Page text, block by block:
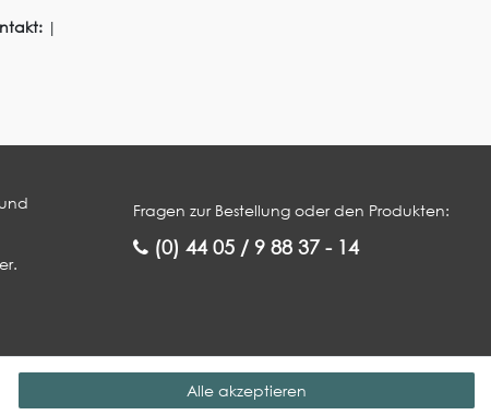
|
Fragen zur Bestellung oder den Produkten:
(0) 44 05 / 9 88 37 - 14
Service Rechtliches
Impressum
Alle akzeptieren